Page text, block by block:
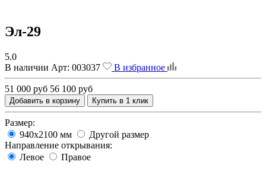
Эл-29
5.0
В наличии Арт: 003037 В избранное
51 000 руб 56 100 руб
Добавить в корзину Купить в 1 клик
Размер:
940х2100 мм
Другой размер
Направление открывания:
Левое
Правое